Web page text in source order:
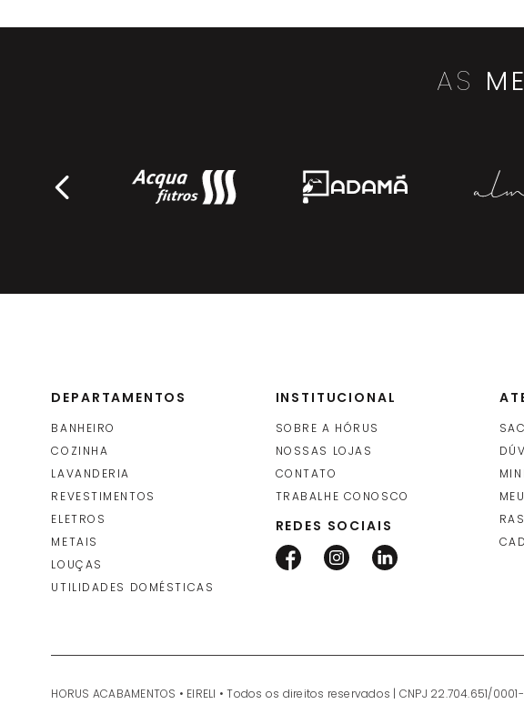
AS
DEPARTAMENTOS
BANHEIRO
COZINHA
LAVANDERIA
REVESTIMENTOS
ELETROS
METAIS
LOUÇAS
UTILIDADES DOMÉSTICAS
INSTITUCIONAL
SOBRE A HÓRUS
NOSSAS LOJAS
CONTATO
TRABALHE CONOSCO
REDES SOCIAIS
SAC
HORUS ACABAMENTOS • EIRELI • Todos os direitos reservados | CNPJ 22.704.651/